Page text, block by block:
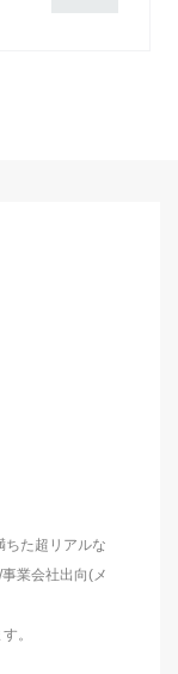
ちた超リアルな
業会社出向(メ
。